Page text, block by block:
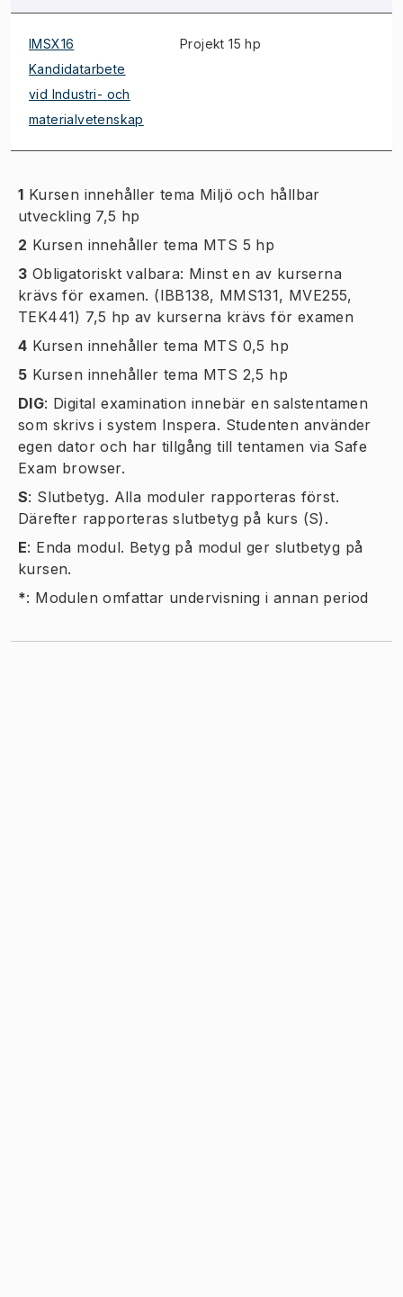
IMSX16
Kandidatarbete
vid Industri- och
materialvetenskap
Projekt 15 hp
1 Kursen innehåller tema Miljö och hållbar
utveckling 7,5 hp
2 Kursen innehåller tema MTS 5 hp
3 Obligatoriskt valbara: Minst en av kurserna
krävs för examen. (IBB138, MMS131, MVE255,
TEK441) 7,5 hp av kurserna krävs för examen
4 Kursen innehåller tema MTS 0,5 hp
5 Kursen innehåller tema MTS 2,5 hp
DIG: Digital examination innebär en salstentamen
som skrivs i system Inspera. Studenten använder
egen dator och har tillgång till tentamen via Safe
Exam browser.
S: Slutbetyg. Alla moduler rapporteras först.
Därefter rapporteras slutbetyg på kurs (S).
E: Enda modul. Betyg på modul ger slutbetyg på
kursen.
*: Modulen omfattar undervisning i annan period